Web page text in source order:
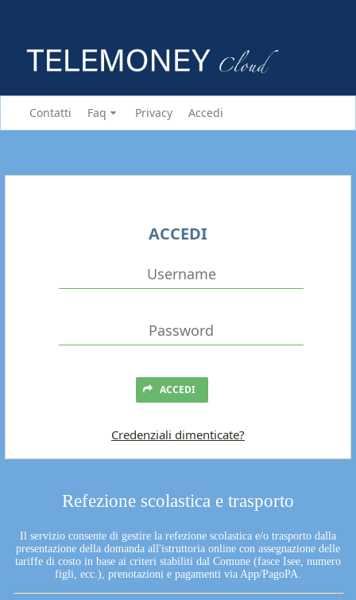
Contatti Faq Privacy Accedi
Refezione scolastica e trasporto
Il servizio consente di gestire la refezione scolastica e/o trasporto dalla
presentazione della domanda all'istruttoria online con assegnazione delle
tariffe di costo in base ai criteri stabiliti dal Comune (fasce Isee, numero
figli, ecc.), prenotazioni e pagamenti via App/PagoPA.
ACCEDI
ACCEDI
Credenziali dimenticate?